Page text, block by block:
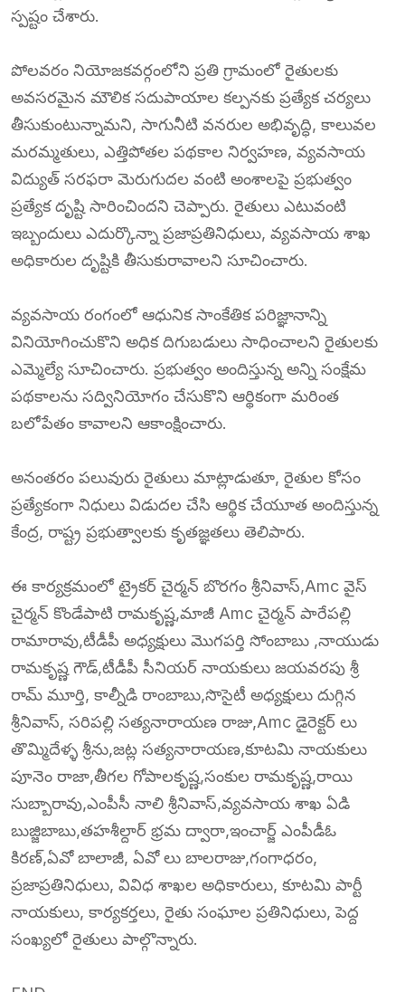
స్పష్టం చేశారు.
పోలవరం నియోజకవర్గంలోని ప్రతి గ్రామంలో రైతులకు
అవసరమైన మౌలిక సదుపాయాల కల్పనకు ప్రత్యేక చర్యలు
తీసుకుంటున్నామని, సాగునీటి వనరుల అభివృద్ధి, కాలువల
మరమ్మతులు, ఎత్తిపోతల పథకాల నిర్వహణ, వ్యవసాయ
విద్యుత్ సరఫరా మెరుగుదల వంటి అంశాలపై ప్రభుత్వం
ప్రత్యేక దృష్టి సారించిందని చెప్పారు. రైతులు ఎటువంటి
ఇబ్బందులు ఎదుర్కొన్నా ప్రజాప్రతినిధులు, వ్యవసాయ శాఖ
అధికారుల దృష్టికి తీసుకురావాలని సూచించారు.
వ్యవసాయ రంగంలో ఆధునిక సాంకేతిక పరిజ్ఞానాన్ని
వినియోగించుకొని అధిక దిగుబడులు సాధించాలని రైతులకు
ఎమ్మెల్యే సూచించారు. ప్రభుత్వం అందిస్తున్న అన్ని సంక్షేమ
పథకాలను సద్వినియోగం చేసుకొని ఆర్థికంగా మరింత
బలోపేతం కావాలని ఆకాంక్షించారు.
అనంతరం పలువురు రైతులు మాట్లాడుతూ, రైతుల కోసం
ప్రత్యేకంగా నిధులు విడుదల చేసి ఆర్థిక చేయూత అందిస్తున్న
కేంద్ర, రాష్ట్ర ప్రభుత్వాలకు కృతజ్ఞతలు తెలిపారు.
ఈ కార్యక్రమంలో ట్రైకర్ చైర్మన్ బొరగం శ్రీనివాస్,Amc వైస్
చైర్మన్ కొండేపాటి రామకృష్ణ,మాజీ Amc చైర్మన్ పారేపల్లి
రామారావు,టీడీపీ అధ్యక్షులు మొగపర్తి సోంబాబు ,నాయుడు
రామకృష్ణ గౌడ్,టీడీపీ సీనియర్ నాయకులు జయవరపు శ్రీ
రామ్ మూర్తి, కాల్నీడి రాంబాబు,సొసైటీ అధ్యక్షులు దుగ్గిన
శ్రీనివాస్, సరిపల్లి సత్యనారాయణ రాజు,Amc డైరెక్టర్ లు
తొమ్మిదేళ్ళ శ్రీను,జట్ల సత్యనారాయణ,కూటమి నాయకులు
పూనెం రాజా,తీగల గోపాలకృష్ణ,సంకుల రామకృష్ణ,రాయి
సుబ్బారావు,ఎంపీసీ నాలి శ్రీనివాస్,వ్యవసాయ శాఖ ఏడి
బుజ్జిబాబు,తహశీల్దార్ భ్రమ ద్వారా,ఇంచార్జ్ ఎంపీడీఓ
కిరణ్,ఏవో బాలాజీ, ఏవో లు బాలరాజు,గంగాధరం,
ప్రజాప్రతినిధులు, వివిధ శాఖల అధికారులు, కూటమి పార్టీ
నాయకులు, కార్యకర్తలు, రైతు సంఘాల ప్రతినిధులు, పెద్ద
సంఖ్యలో రైతులు పాల్గొన్నారు.